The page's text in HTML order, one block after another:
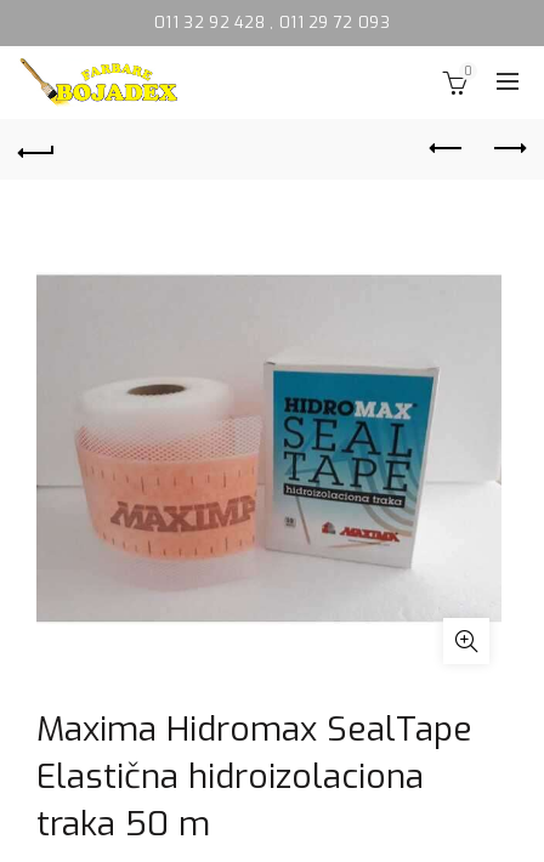
011 32 92 428 , 011 29 72 093
0
Maxima Hidromax SealTape
Elastična hidroizolaciona
traka 50 m